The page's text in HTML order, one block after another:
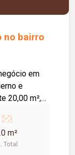
no bairro
em
e
20,00 m²,
para
contando
m²
Total